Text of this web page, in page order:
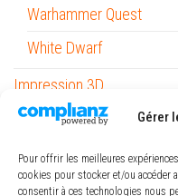
Gérer
Pour offrir les meilleures
cookies pour stocker et/ou accéder
consentir à ces technologies nous
Warhammer Quest
White Dwarf
Impression 3D
Informatique
Mobilité
Outils